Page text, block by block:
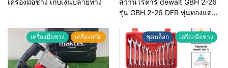
รุ่น GBH 2-26 DFR ทุ่นทองแดง
เครื่องมือช่าง เครื่องสกัด ชุดบล็อก เครื่องมือช่าง